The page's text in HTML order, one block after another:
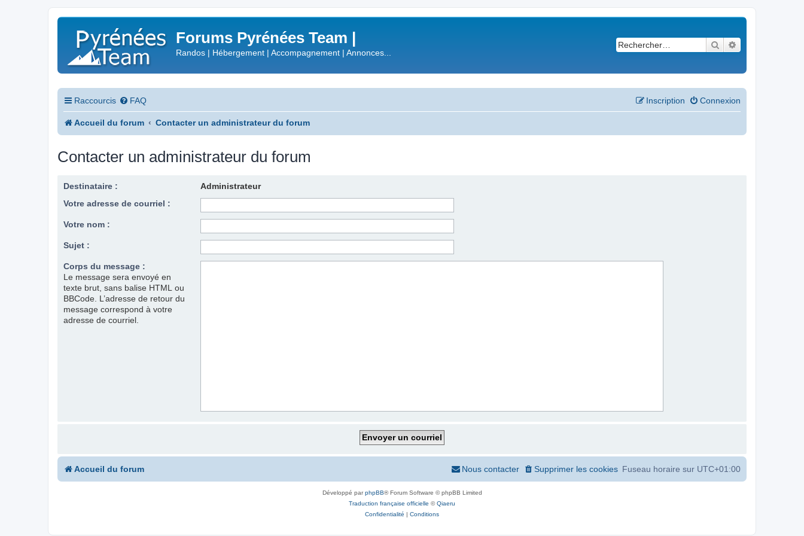
Forums Pyrénées Team |
Randos | Hébergement | Accompagnement | Annonces...
Rechercher
Raccourcis FAQ Connexion
Inscription
Accueil du forum Contacter un administrateur du forum
Contacter un administrateur du forum
Destinataire :
Administrateur
Votre adresse de courriel :
Votre nom :
Sujet :
Corps du message :
Le message sera envoyé en
texte brut, sans balise HTML ou
BBCode. L’adresse de retour du
message correspond à votre
adresse de courriel.
Accueil du forum Fuseau horaire sur UTC+01:00
Supprimer les cookies
Nous contacter
Développé parphpBB® Forum Software © phpBB Limited
Traduction française officielle ©Qiaeru
Confidentialité | Conditions